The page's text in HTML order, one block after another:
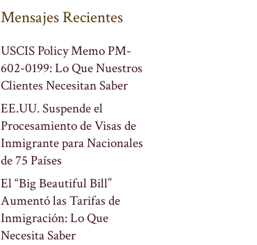
Mensajes Recientes
USCIS Policy Memo PM-
602-0199: Lo Que Nuestros
Clientes Necesitan Saber
EE.UU. Suspende el
Procesamiento de Visas de
Inmigrante para Nacionales
de 75 Países
El “Big Beautiful Bill”
Aumentó las Tarifas de
Inmigración: Lo Que
Necesita Saber